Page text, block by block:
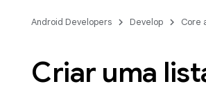
Android Developers Develop Core
Criar uma